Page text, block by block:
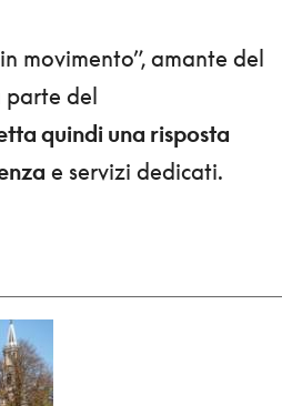
movimento”, amante del
parte del
quindi una risposta
e servizi dedicati.